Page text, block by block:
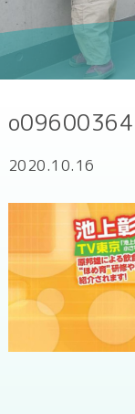
2020.10.16